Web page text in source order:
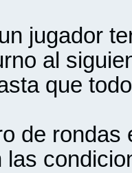
jugador
al
que
de rondas
las